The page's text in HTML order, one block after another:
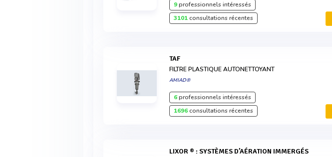
9professionnels intéressés
3101consultations récentes
TAF
FILTRE PLASTIQUE AUTONETTOYANT
AMIAD®
6professionnels intéressés
1696consultations récentes
LIXOR ® : SYSTÈMES D’AÉRATION IMMERGÉS